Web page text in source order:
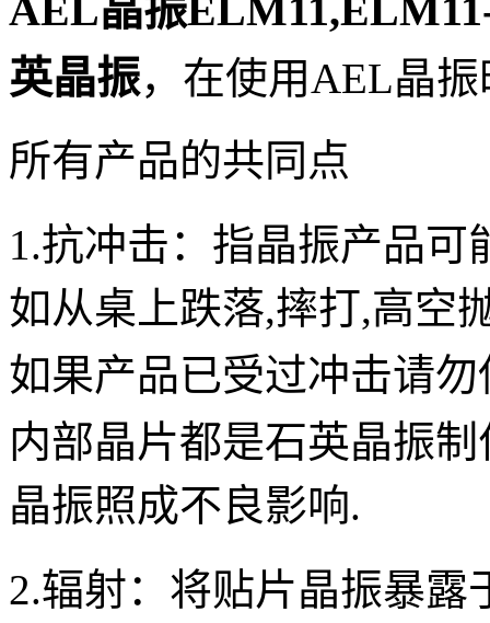
AEL晶振
英晶振， 在使用AEL晶振
所有产品的共同点
1.抗冲击： 指晶振产品可
如从桌上跌落,摔打,高空
如果产品已受过冲击请
内部晶片都是石英晶振制
晶振照成不良影响.
2.辐射： 将贴片晶振暴露